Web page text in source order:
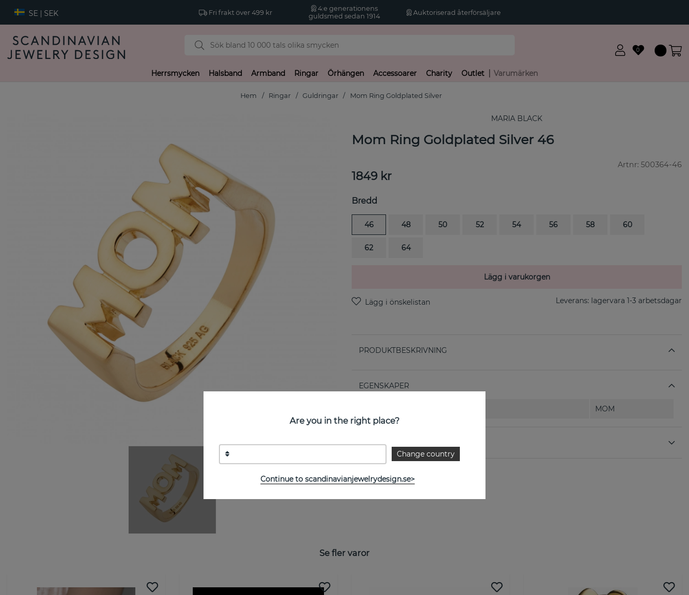
SE | SEK Fri frakt över 499 kr
4:e generationens
guldsmed sedan 1914
Auktoriserad återförsäljare
0
Herrsmycken Halsband Armband Ringar Örhängen Accessoarer Charity Outlet Varumärken
Hem Ringar Guldringar Mom Ring Goldplated Silver
MARIA BLACK
Mom Ring Goldplated Silver 46
Artnr: 500364-46
1849 kr
Bredd
46 48 50 52 54 56 58 60
62 64
Lägg i varukorgen
Leverans: lagervara 1-3 arbetsdagar
PRODUKTBESKRIVNING
EGENSKAPER
MOM
STORLEKSGUIDE
Se fler varor
Are you in the right place?
Change country
Continue to scandinavianjewelrydesign.se>